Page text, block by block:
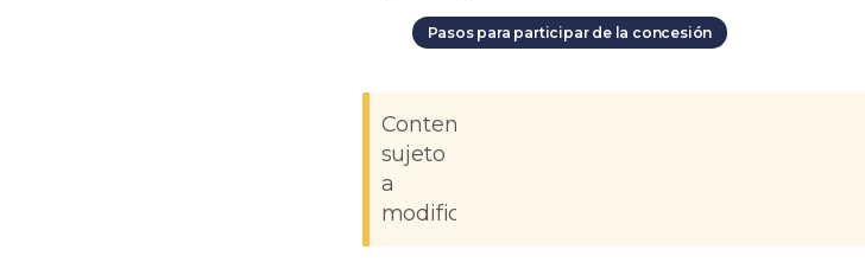
Pasos para participar de la concesión
Contenido
sujeto
a
modificaciones.